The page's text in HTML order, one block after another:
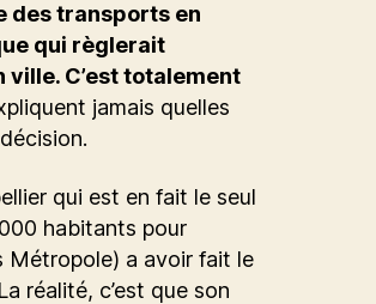
des transports en
qui règlerait
C’est totalement
jamais quelles
qui est en fait le seul
habitants pour
Métropole) a avoir fait le
réalité, c’est que son